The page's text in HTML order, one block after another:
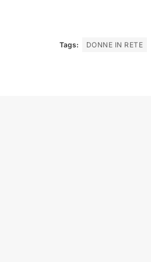
Tags: DONNE IN RETE